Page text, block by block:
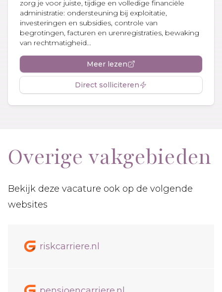
zorg je voor juiste, tijdige en volledige financiële
administratie: ondersteuning bij exploitatie,
investeringen en subsidies, controle van
begrotingen, facturen en urenregistraties, bewaking
van rechtmatigheid...
Meer lezen
Direct solliciteren
Overige vakgebieden
Bekijk deze vacature ook op de volgende
websites
riskcarriere.nl